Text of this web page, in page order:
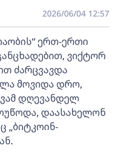
2026/06/04 12:57
ერთ-ერთი
ვიქტორ
ძარცვავდა
მოვიდა დრო,
დღევანდელ
დაასახელონ
„ბიტკოინ-